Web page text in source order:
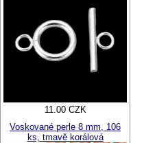
11.00 CZK
Voskované perle 8 mm, 106
ks, tmavě korálová